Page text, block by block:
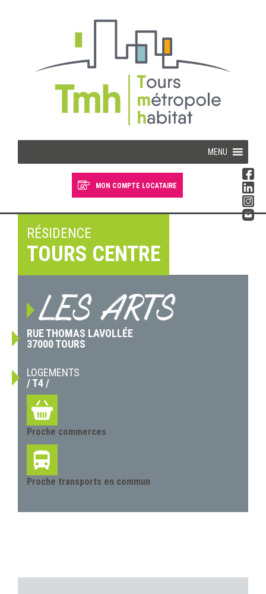
MENU
MON COMPTE LOCATAIRE
Devenir locataire
RÉSIDENCE
TOURS CENTRE
LES ARTS
RUE THOMAS LAVOLLÉE
37000 TOURS
LOGEMENTS
/ T4 /
Proche commerces
Proche transports en commun